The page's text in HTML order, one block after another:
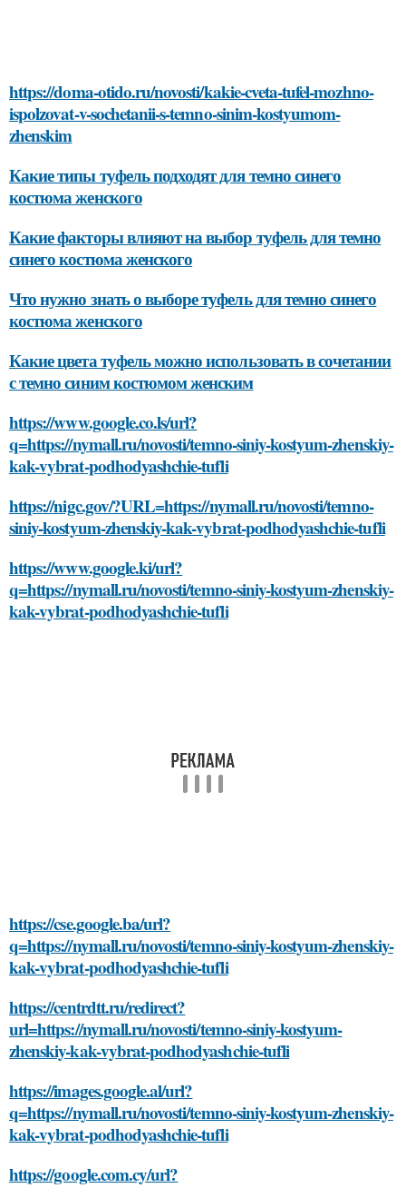
https://doma-otido.ru/novosti/kakie-cveta-tufel-mozhno-
ispolzovat-v-sochetanii-s-temno-sinim-kostyumom-
zhenskim
Какие типы туфель подходят для темно синего
костюма женского
Какие факторы влияют на выбор туфель для темно
синего костюма женского
Что нужно знать о выборе туфель для темно синего
костюма женского
Какие цвета туфель можно использовать в сочетании
с темно синим костюмом женским
https://www.google.co.ls/url?
q=https://nymall.ru/novosti/temno-siniy-kostyum-zhenskiy-
kak-vybrat-podhodyashchie-tufli
https://nigc.gov/?URL=https://nymall.ru/novosti/temno-
siniy-kostyum-zhenskiy-kak-vybrat-podhodyashchie-tufli
https://www.google.ki/url?
q=https://nymall.ru/novosti/temno-siniy-kostyum-zhenskiy-
kak-vybrat-podhodyashchie-tufli
https://cse.google.ba/url?
q=https://nymall.ru/novosti/temno-siniy-kostyum-zhenskiy-
kak-vybrat-podhodyashchie-tufli
https://centrdtt.ru/redirect?
url=https://nymall.ru/novosti/temno-siniy-kostyum-
zhenskiy-kak-vybrat-podhodyashchie-tufli
https://images.google.al/url?
q=https://nymall.ru/novosti/temno-siniy-kostyum-zhenskiy-
kak-vybrat-podhodyashchie-tufli
https://google.com.cy/url?